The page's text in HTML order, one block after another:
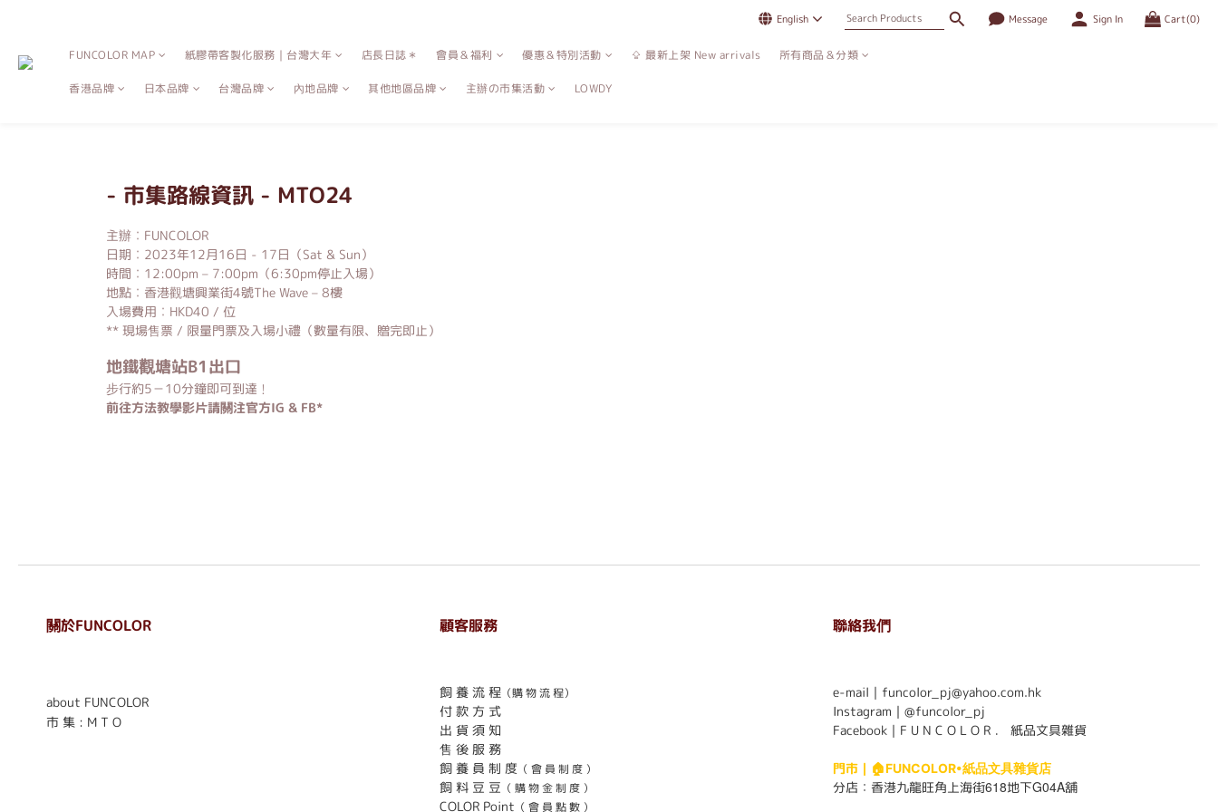
English Message Sign In Cart(0)
FUNCOLOR MAP 紙膠帶客製化服務｜台灣大年 店長日誌＊ 會員＆福利 優惠＆特別活動 ⇪ 最新上架 New arrivals 所有商品＆分類
香港品牌 日本品牌 台灣品牌 內地品牌 其他地區品牌 主辦の市集活動 LOWDY
- 市集路線資訊 - MTO24
主辦︰FUNCOLOR
日期︰2023年12月16日 - 17日（Sat & Sun）
時間︰12:00pm – 7:00pm（6:30pm停止入場）
地點︰香港觀塘興業街4號The Wave – 8樓
入場費用︰HKD40 / 位
** 現場售票 / 限量門票及入場小禮（數量有限、贈完即止）
地鐵觀塘站B1出口
步行約5－10分鐘即可到達﹗
前往方法教學影片請關注官方IG & FB*
關於FUNCOLOR
about FUNCOLOR
市 集 : M T O
顧客服務
飼 養 流 程 （購 物 流 程）
付 款 方 式
出 貨 須 知
售 後 服 務
飼 養 員 制 度 （ 會 員 制 度 ）
飼 料 豆 豆 （ 購 物 金 制 度 ）
COLOR Point （ 會 員 點 數 ）
聯絡我們
e-mail｜funcolor_pj@yahoo.com.hk
Instagram｜ @funcolor_pj
Facebook｜ F U N C O L O R ． 紙品文具雜貨
門市｜ 🏠FUNCOLOR•紙品文具雜貨店
分店： 香港九龍旺角上海街618地下G04A舖